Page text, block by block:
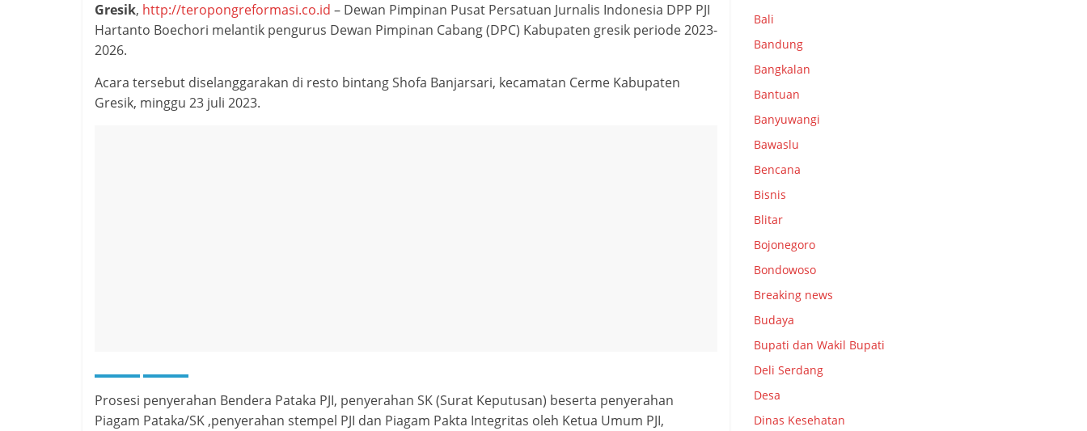
Gresik, http://teropongreformasi.co.id – Dewan Pimpinan Pusat Persatuan Jurnalis Indonesia DPP PJI
Hartanto Boechori melantik pengurus Dewan Pimpinan Cabang (DPC) Kabupaten gresik periode 2023-
2026.
Acara tersebut diselanggarakan di resto bintang Shofa Banjarsari, kecamatan Cerme Kabupaten
Gresik, minggu 23 juli 2023.
Prosesi penyerahan Bendera Pataka PJI, penyerahan SK (Surat Keputusan) beserta penyerahan
Piagam Pataka/SK ,penyerahan stempel PJI dan Piagam Pakta Integritas oleh Ketua Umum PJI,
Bali
Bandung
Bangkalan
Bantuan
Banyuwangi
Bawaslu
Bencana
Bisnis
Blitar
Bojonegoro
Bondowoso
Breaking news
Budaya
Bupati dan Wakil Bupati
Deli Serdang
Desa
Dinas Kesehatan